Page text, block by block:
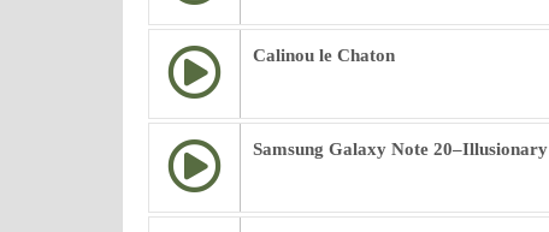
Calinou le Chaton
Samsung Galaxy Note 20–Illusionary